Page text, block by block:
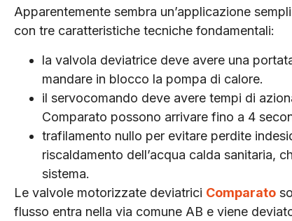
Apparentemente sembra un’applicazione
con tre caratteristiche tecniche fondamentali:
la valvola deviatrice deve avere una
mandare in blocco la pompa di calore.
il servocomando deve avere tempi di
Comparato possono arrivare fino a 4
trafilamento nullo per evitare perdite
riscaldamento dell’acqua calda sanitaria,
sistema.
Le valvole motorizzate deviatrici Comparato
flusso entra nella via comune AB e viene